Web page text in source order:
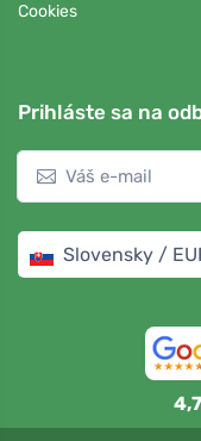
Cookies
Prihláste sa na
Slovensky /